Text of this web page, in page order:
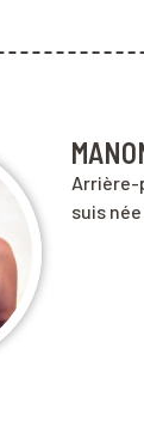
Arrière-
suis